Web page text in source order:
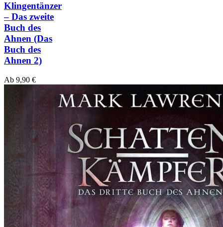
Klingentänzer
– Das zweite
Buch des
Ahnen (Das
Buch des
Ahnen 2)
Ab 9,90 €